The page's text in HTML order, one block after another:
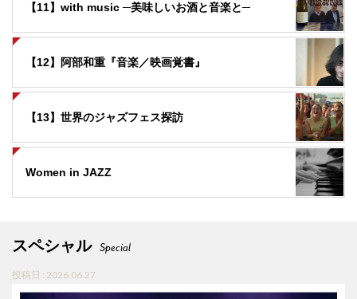
【11】with music ─美味しいお酒と音楽と─
【12】阿部和重『音楽／映画覚書』
【13】世界のジャズフェス探訪
Women in JAZZ
スペシャル Special
投稿日 : 2026.06.27